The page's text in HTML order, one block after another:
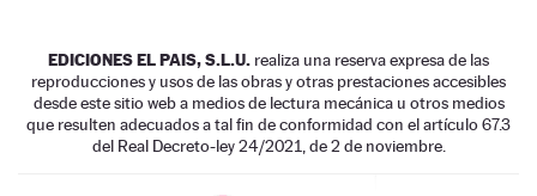
EDICIONES EL PAIS, S.L.U. realiza una reserva expresa de las
reproducciones y usos de las obras y otras prestaciones accesibles
desde este sitio web a medios de lectura mecánica u otros medios
que resulten adecuados a tal fin de conformidad con el artículo 67.3
del Real Decreto-ley 24/2021, de 2 de noviembre.